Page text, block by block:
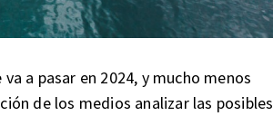
a pasar en 2024, y mucho menos
de los medios analizar las posibles